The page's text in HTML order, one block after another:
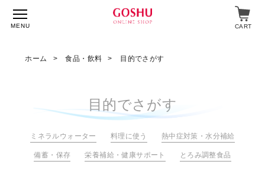
飲料・食品
MENU CART
ホーム 食品・飲料 目的でさがす
目的でさがす
ミネラルウォーター 料理に使う 熱中症対策・水分補給
備蓄・保存 栄養補給・健康サポート とろみ調整食品